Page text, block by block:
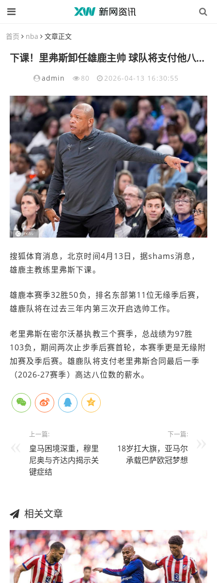
首页 nba 文章正文
下课！里弗斯卸任雄鹿主帅 球队将支付他八位数薪水
admin 80 2026-04-13 16:30:55
搜狐体育消息，北京时间4月13日，据shams消息，
雄鹿主教练里弗斯下课。
雄鹿本赛季32胜50负，排名东部第11位无缘季后赛，
雄鹿队将在过去三年内第三次开启选帅工作。
老里弗斯在密尔沃基执教三个赛季，总战绩为97胜
103负，期间两次止步季后赛首轮，本赛季更是无缘附
加赛及季后赛。雄鹿队将支付老里弗斯合同最后一季
（2026-27赛季）高达八位数的薪水。
上一篇:
皇马困境深重，穆里
尼奥与齐达内揭示关
键症结
下一篇:
18岁扛大旗，亚马尔
承载巴萨欧冠梦想
相关文章